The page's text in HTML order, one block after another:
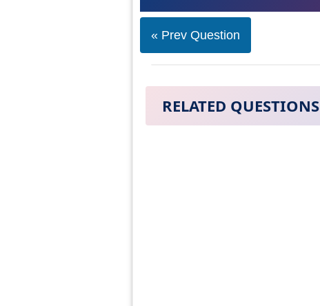
« Prev Question
RELATED QUESTIONS